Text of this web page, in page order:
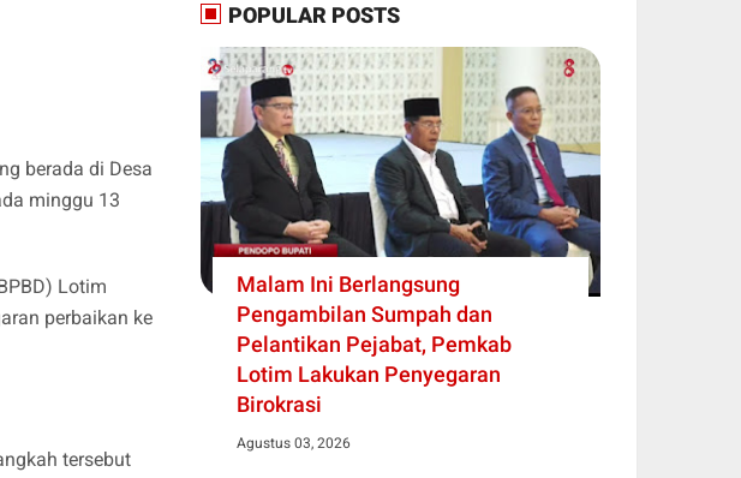
berada di Desa
minggu 13
Lotim
perbaikan ke
tersebut
POPULAR POSTS
Malam Ini Berlangsung
Pengambilan Sumpah dan
Pelantikan Pejabat, Pemkab
Lotim Lakukan Penyegaran
Birokrasi
Agustus 03, 2026